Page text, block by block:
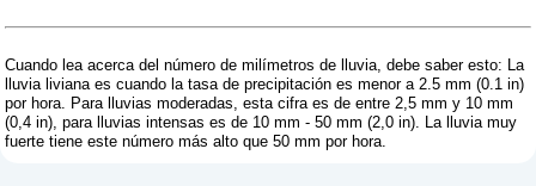
Cuando lea acerca del número de milímetros de lluvia, debe saber esto: La
lluvia liviana es cuando la tasa de precipitación es menor a 2.5 mm (0.1 in)
por hora. Para lluvias moderadas, esta cifra es de entre 2,5 mm y 10 mm
(0,4 in), para lluvias intensas es de 10 mm - 50 mm (2,0 in). La lluvia muy
fuerte tiene este número más alto que 50 mm por hora.